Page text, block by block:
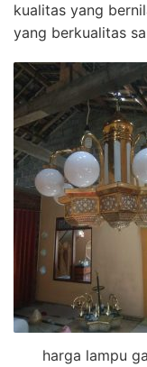
kualitas yang
yang berkualitas
harga lampu